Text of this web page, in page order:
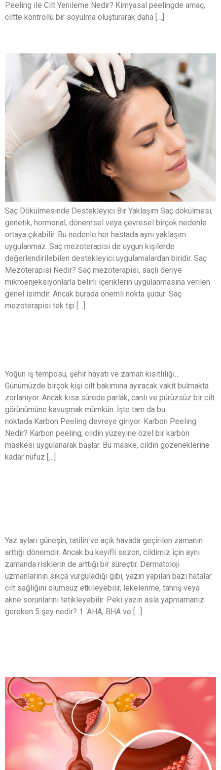
Peeling ile Cilt Yenileme Nedir? Kimyasal peelingde amaç,
ciltte kontrollü bir soyulma oluşturarak daha […]
Saç Dökülmesinde Destekleyici Bir Yaklaşım Saç dökülmesi;
genetik, hormonal, dönemsel veya çevresel birçok nedenle
ortaya çıkabilir. Bu nedenle her hastada aynı yaklaşım
uygulanmaz. Saç mezoterapisi de uygun kişilerde
değerlendirilebilen destekleyici uygulamalardan biridir. Saç
Mezoterapisi Nedir? Saç mezoterapisi, saçlı deriye
mikroenjeksiyonlarla belirli içeriklerin uygulanmasına verilen
genel isimdir. Ancak burada önemli nokta şudur: Saç
mezoterapisi tek tip […]
Yoğun iş temposu, şehir hayatı ve zaman kısıtlılığı…
Günümüzde birçok kişi cilt bakımına ayıracak vakit bulmakta
zorlanıyor. Ancak kısa sürede parlak, canlı ve pürüzsüz bir cilt
görünümüne kavuşmak mümkün. İşte tam da bu
noktada Karbon Peeling devreye giriyor. Karbon Peeling
Nedir? Karbon peeling, cildin yüzeyine özel bir karbon
maskesi uygulanarak başlar. Bu maske, cildin gözeneklerine
kadar nüfuz […]
Yaz ayları güneşin, tatilin ve açık havada geçirilen zamanın
arttığı dönemdir. Ancak bu keyifli sezon, cildimiz için aynı
zamanda risklerin de arttığı bir süreçtir. Dermatoloji
uzmanlarının sıkça vurguladığı gibi, yazın yapılan bazı hatalar
cilt sağlığını olumsuz etkileyebilir, lekelenme, tahriş veya
akne sorunlarını tetikleyebilir. Peki yazın asla yapmamanız
gereken 5 şey nedir? 1. AHA, BHA ve […]